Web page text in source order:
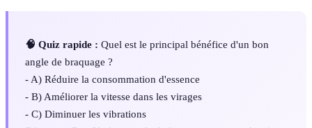
🧠 Quiz rapide : Quel est le principal bénéfice d'un bon
angle de braquage ?
- A) Réduire la consommation d'essence
- B) Améliorer la vitesse dans les virages
- C) Diminuer les vibrations